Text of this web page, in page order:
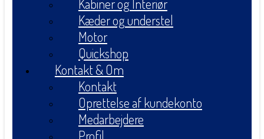
Kabiner og Interiør
Kæder og understel
Motor
Quickshop
Kontakt & Om
Kontakt
Oprettelse af kundekonto
Medarbejdere
Profil